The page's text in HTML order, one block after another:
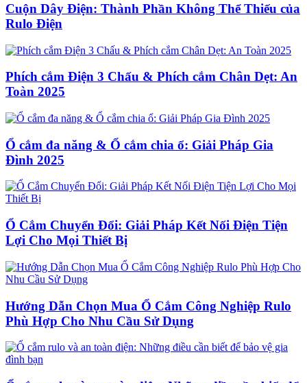
Cuộn Dây Điện: Thành Phần Không Thể Thiếu của
Rulo Điện
Phích cắm Điện 3 Chấu & Phích cắm Chân Dẹt: An
Toàn 2025
Ổ cắm đa năng & Ổ cắm chia ổ: Giải Pháp Gia
Đình 2025
Ổ Cắm Chuyển Đổi: Giải Pháp Kết Nối Điện Tiện
Lợi Cho Mọi Thiết Bị
Hướng Dẫn Chọn Mua Ổ Cắm Công Nghiệp Rulo
Phù Hợp Cho Nhu Cầu Sử Dụng